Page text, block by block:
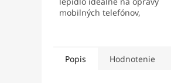
mobilných telefónov,
odoláva otrasom, vode aj
oderu. Vďaka presnej
Popis Hodnotenie